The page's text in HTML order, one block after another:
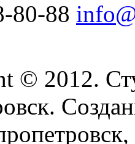
80-88
© 2012.